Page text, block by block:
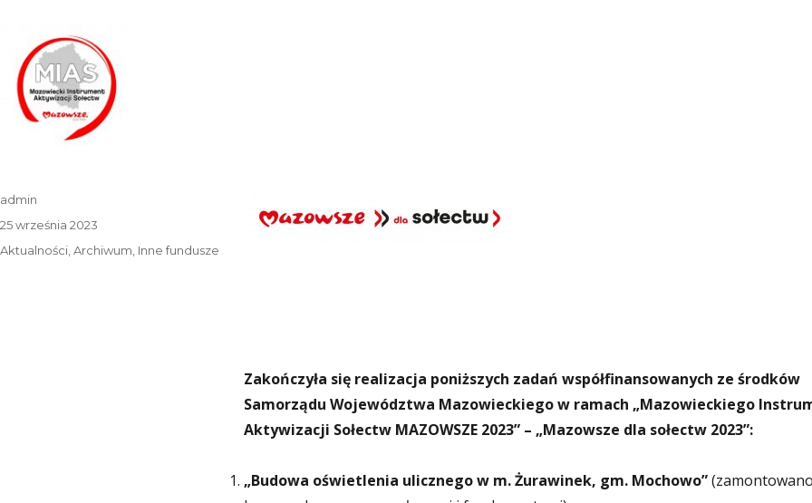
Zakończyła się realizacja poniższych zadań współfinansowanych ze środków
Samorządu Województwa Mazowieckiego w ramach „Mazowieckiego
Aktywizacji Sołectw MAZOWSZE 2023” – „Mazowsze dla sołectw 2023”:
„Budowa oświetlenia ulicznego w m. Żurawinek, gm. Mochowo”
Autor
admin
Data
publikacji
25 września 2023
Kategorie
Aktualności,Archiwum, Inne fundusze